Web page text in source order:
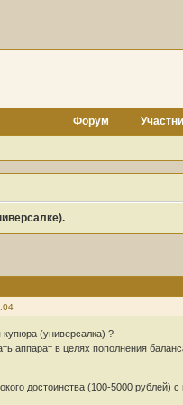
Форум
(универсалка) ?
аппарат в целях пополнения
достоинства (100-5000